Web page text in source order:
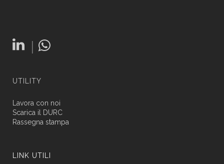
|
UTILITY
Lavora con noi
Scarica il DURC
Rassegna stampa
LINK UTILI